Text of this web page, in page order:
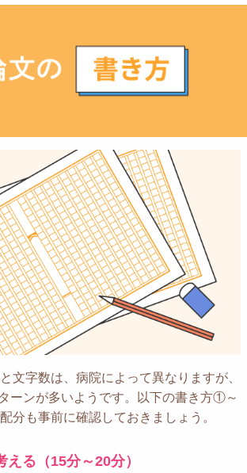
文字数は、病院によって異なりますが、
ーンが多いようです。以下の書き方①～
分も事前に確認しておきましょう。
える（15分～20分）